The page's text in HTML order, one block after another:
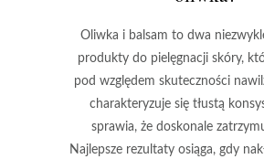
Oliwka i balsam to dwa
produkty do pielęgnacji skóry,
pod względem skuteczności
charakteryzuje się tłustą
sprawia, że doskonale
Najlepsze rezultaty osiąga, gdy